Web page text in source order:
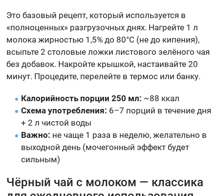
Это базовый рецепт, который используется в
«полноценных» разгрузочных днях. Нагрейте 1 л
молока жирностью 1,5% до 80°С (не до кипения),
всыпьте 2 столовые ложки листового зелёного чая
без добавок. Накройте крышкой, настаивайте 20
минут. Процедите, перелейте в термос или банку.
Калорийность порции 250 мл: ~88 ккал
Схема употребления: 6–7 порций в течение дня
+ 2 л чистой воды
Важно: не чаще 1 раза в неделю, желательно в
выходной день (мочегонный эффект будет
сильным)
Чёрный чай с молоком — классика